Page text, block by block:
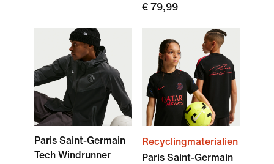
€ 79,99
Paris Saint-Germain
Tech Windrunner
Recyclingmaterialien
Paris Saint-Germain